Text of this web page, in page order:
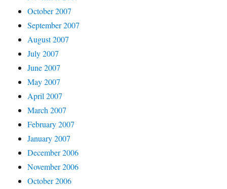
October 2007
September 2007
August 2007
July 2007
June 2007
May 2007
April 2007
March 2007
February 2007
January 2007
December 2006
November 2006
October 2006